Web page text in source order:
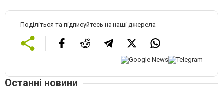
Поділіться та підписуйтесь на наші джерела
Останні новини